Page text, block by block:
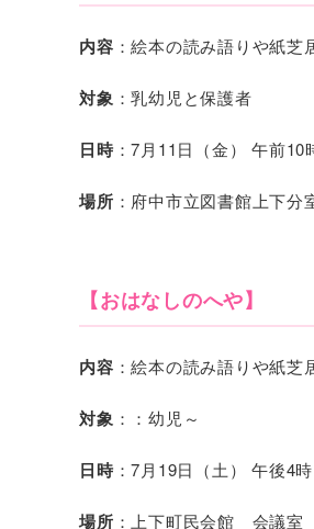
内容 ：絵本の読み語りや紙
対象 ：乳幼児と保護者
日時：7月11日（金） 午前10
場所 ：府中市立図書館上下分
【おはなしのへや】
内容 ：絵本の読み語りや紙芝
対象 ：：幼児～
日時：7月19日（土） 午後4
場所 ：上下町民会館 会議室